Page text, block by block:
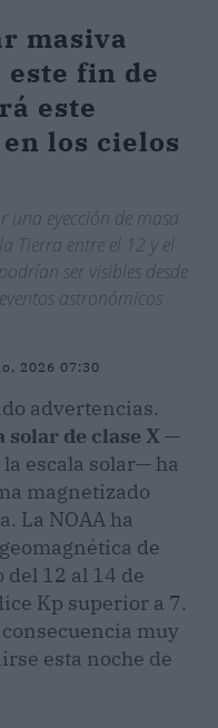
masiva
fin de
este
los cielos
una eyección de masa
Tierra entre el 12 y el
ser visibles desde
astronómicos
2026 07:30
advertencias.
de clase X —
escala solar— ha
magnetizado
La NOAA ha
de
12 al 14 de
Kp superior a 7.
muy
esta noche de